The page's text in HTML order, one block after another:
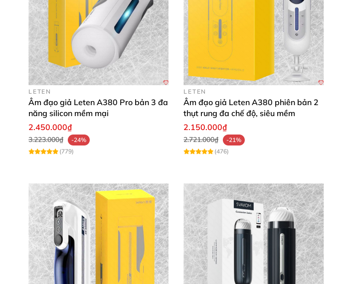
LETEN
Âm đạo giả Leten A380 Pro bản 3 đa
năng silicon mềm mại
2.450.000₫
3.223.000₫
-24%
(779)
LETEN
Âm đạo giả Leten A380 phiên bản 2
thụt rung đa chế độ, siêu mềm
2.150.000₫
2.721.000₫
-21%
(476)